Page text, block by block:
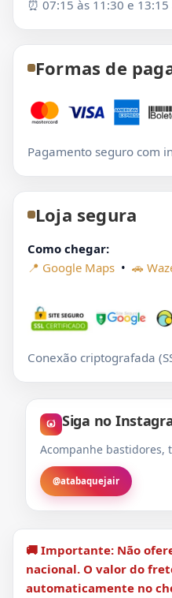
⏰ 07:15 às 11:30 e
Formas de
Pagamento seguro com
Loja segura
Como chegar:
📍 Google Maps • 🚗
Conexão criptografada
Siga no
Acompanhe bastidores,
@atabaquejair
🚚 Importante: Não
nacional. O valor do
automaticamente no